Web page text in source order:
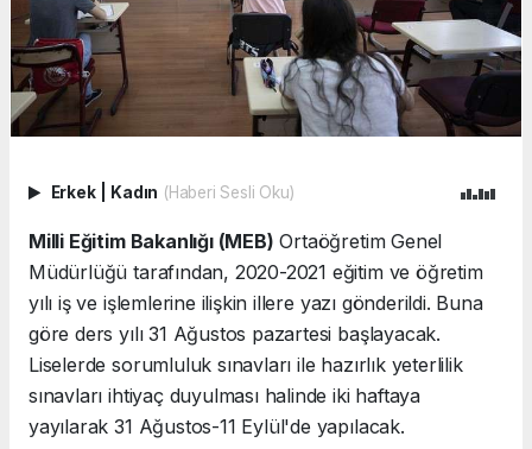
Erkek Kadın (Haberi Sesli Oku)
Milli Eğitim Bakanlığı (MEB) Ortaöğretim Genel
Müdürlüğü tarafından, 2020-2021 eğitim ve öğretim
yılı iş ve işlemlerine ilişkin illere yazı gönderildi. Buna
göre ders yılı 31 Ağustos pazartesi başlayacak.
Liselerde sorumluluk sınavları ile hazırlık yeterlilik
sınavları ihtiyaç duyulması halinde iki haftaya
yayılarak 31 Ağustos-11 Eylül'de yapılacak.